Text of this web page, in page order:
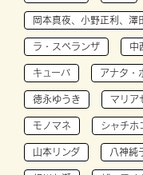
岡本真夜、小野正利、澤
ラ・スペランザ 中
キューバ アナタ・
徳永ゆうき マリア
モノマネ シャチホ
山本リンダ 八神純